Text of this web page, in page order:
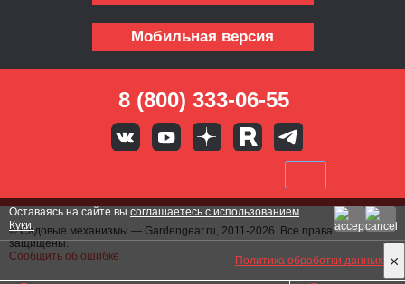
Мобильная версия
8 (800) 333-06-55
© Садовые механизмы — Gardengear.ru, 2011-2026. Все права
защищены.
Сообщить об ошибке
Политика обработки данных
Оставаясь на сайте вы соглашаетесь с использованием
Куки.